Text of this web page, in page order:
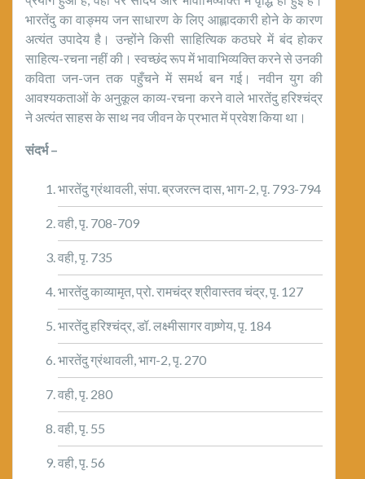
भारतेंदु का वाङ्मय जन साधारण के लिए आह्लादकारी होने के कारण
अत्यंत उपादेय है। उन्होंने किसी साहित्यिक कठघरे में बंद होकर
साहित्य-रचना नहीं की। स्वच्छंद रूप में भावाभिव्यक्ति करने से उनकी
कविता जन-जन तक पहुँचने में समर्थ बन गई। नवीन युग की
आवश्यकताओं के अनुकूल काव्य-रचना करने वाले भारतेंदु हरिश्चंद्र
ने अत्यंत साहस के साथ नव जीवन के प्रभात में प्रवेश किया था।
संदर्भ –
भारतेंदु ग्रंथावली, संपा. ब्रजरत्न दास, भाग-2, पृ. 793-794
वही, पृ. 708-709
वही, पृ. 735
भारतेंदु काव्यामृत, प्रो. रामचंद्र श्रीवास्तव चंद्र, पृ. 127
भारतेंदु हरिश्चंद्र, डॉ. लक्ष्मीसागर वाष्र्णेय, पृ. 184
भारतेंदु ग्रंथावली, भाग-2, पृ. 270
वही, पृ. 280
वही, पृ. 55
वही, पृ. 56